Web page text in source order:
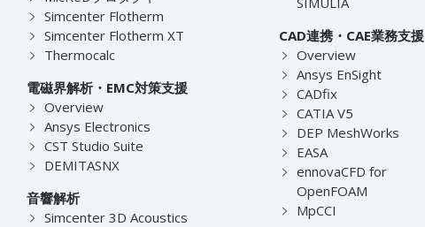
Simcenter Flotherm
Simcenter Flotherm XT
Thermocalc
電磁界解析・EMC対策支援
Overview
Ansys Electronics
CST Studio Suite
DEMITASNX
音響解析
Simcenter 3D Acoustics
CAD連携・CAE業務支援
Overview
Ansys EnSight
CADfix
CATIA V5
DEP MeshWorks
EASA
ennovaCFD for
OpenFOAM
MpCCI